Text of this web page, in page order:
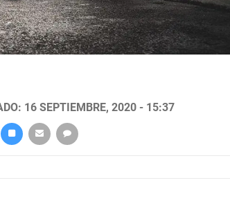
16 SEPTIEMBRE, 2020 - 15:37